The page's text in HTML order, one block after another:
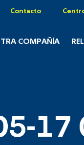
Contacto
COMPAÑÍA
17